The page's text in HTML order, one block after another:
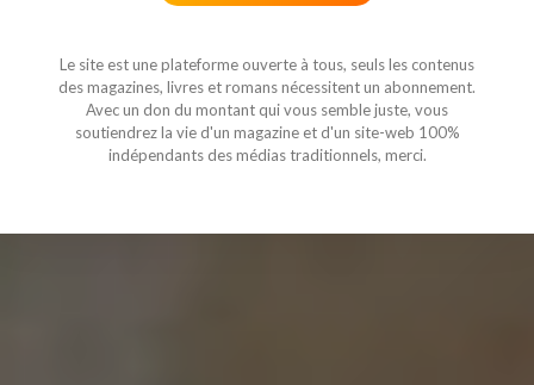
Le site est une plateforme ouverte à tous, seuls les contenus
des magazines, livres et romans nécessitent un abonnement.
Avec un don du montant qui vous semble juste, vous
soutiendrez la vie d'un magazine et d'un site-web 100%
indépendants des médias traditionnels, merci.